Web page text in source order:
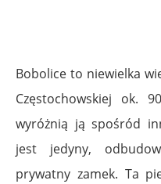
Bobolice to niewielka
Częstochowskiej ok.
wyróżnią ją spośród
jest jedyny,
prywatny zamek. Ta